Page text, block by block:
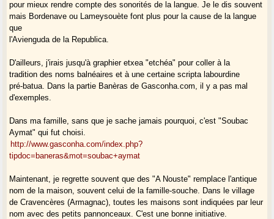
pour mieux rendre compte des sonorités de la langue. Je le dis souvent
mais Bordenave ou Lameysouète font plus pour la cause de la langue
que
l'Avienguda de la Republica.
D'ailleurs, j'irais jusqu'à graphier etxea "etchéa" pour coller à la
tradition des noms balnéaires et à une certaine scripta labourdine
pré-batua. Dans la partie Banèras de Gasconha.com, il y a pas mal
d'exemples.
Dans ma famille, sans que je sache jamais pourquoi, c'est "Soubac
Aymat" qui fut choisi.
http://www.gasconha.com/index.php?
tipdoc=baneras&mot=soubac+aymat
Maintenant, je regrette souvent que des "A Nouste" remplace l'antique
nom de la maison, souvent celui de la famille-souche. Dans le village
de Cravencères (Armagnac), toutes les maisons sont indiquées par leur
nom avec des petits pannonceaux. C'est une bonne initiative.